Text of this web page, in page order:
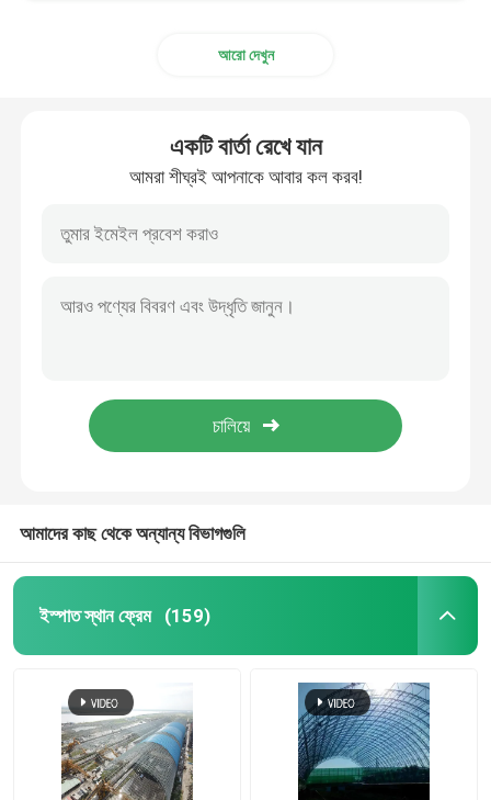
আরো দেখুন
একটি বার্তা রেখে যান
আমরা শীঘ্রই আপনাকে আবার কল করব!
আমাদের কাছ থেকে অন্যান্য বিভাগগুলি
ইস্পাত স্থান ফ্রেম (159)